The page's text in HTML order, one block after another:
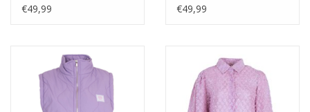
€49,99
€49,99